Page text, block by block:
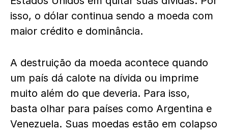
isso, o dólar continua sendo a moeda com
maior crédito e dominância.
A destruição da moeda acontece quando
um país dá calote na dívida ou imprime
muito além do que deveria. Para isso,
basta olhar para países como Argentina e
Venezuela. Suas moedas estão em colapso